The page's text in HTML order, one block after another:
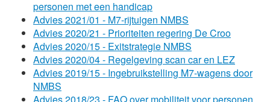
personen met een handicap
Advies 2021/01 - M7-rijtuigen NMBS
Advies 2020/21 - Prioriteiten regering De Croo
Advies 2020/15 - Exitstrategie NMBS
Advies 2020/04 - Regelgeving scan car en LEZ
Advies 2019/15 - Ingebruikstelling M7-wagens door
NMBS